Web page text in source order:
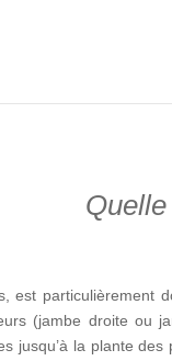
est particulièrement
(jambe droite ou
jusqu’à la plante